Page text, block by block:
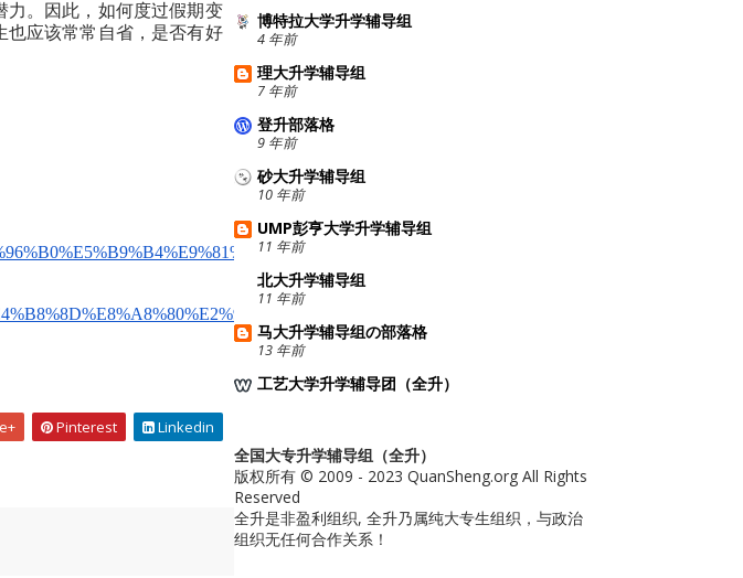
力。因此，如何度过假期变
也应该常常自省，是否有好
Pinterest Linkedin
博特拉大学升学辅导组
4 年前
理大升学辅导组
7 年前
登升部落格
9 年前
砂大升学辅导组
10 年前
UMP彭亨大学升学辅导组
11 年前
北大升学辅导组
11 年前
马大升学辅导组の部落格
13 年前
工艺大学升学辅导团（全升）
全国大专升学辅导组（全升）
版权所有 © 2009 - 2023 QuanSheng.org All Rights
Reserved
全升是非盈利组织, 全升乃属纯大专生组织，与政治
组织无任何合作关系！